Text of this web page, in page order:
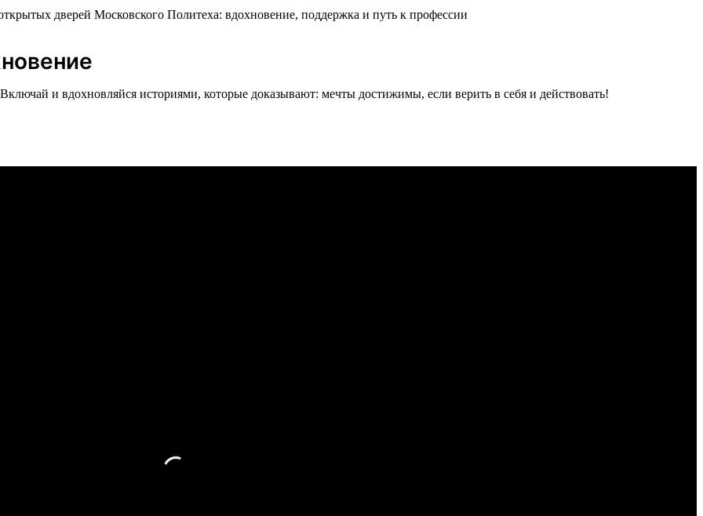
и вдохновляйся историями, которые доказывают: мечты достижимы, если верить в себя и действовать!